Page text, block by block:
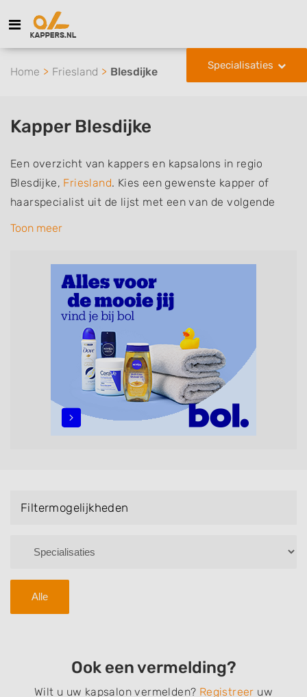
Specialisaties
Home Friesland Blesdijke
Kapper Blesdijke
Een overzicht van kappers en kapsalons in regio
Blesdijke, Friesland. Kies een gewenste kapper of
haarspecialist uit de lijst met een van de volgende
specialisaties of aantekeningen: mannen of
zonder afspraak terecht kunt. De vermelde kappers
kunnen uw haren wassen, knippen, föhnen en kleuren,
maar ook helpen met extensions, balyage, invlechten,
opsteken, weave, een keratinebehandeling, een
permanent, een bruidkapsel, make-up & visagie,
epileren, schoonheidsbehandelingen, het trimmen van
een baard en pruiken. U kunt de zoekresultaten
filteren met behulp van de specialisatie filter en u
Toon meer
Filtermogelijkheden
Alle
Ook een vermelding?
Wilt u uw kapsalon vermelden? Registreer uw